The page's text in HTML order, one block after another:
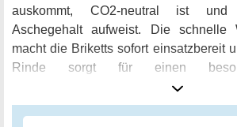
auskommt, CO2-neutral ist
Aschegehalt aufweist. Die schnelle
macht die Briketts sofort einsatzbereit
Rinde sorgt für einen
Verbrennungsprozess. Mit einem
sind die HEIZFUXX Holzbriketts